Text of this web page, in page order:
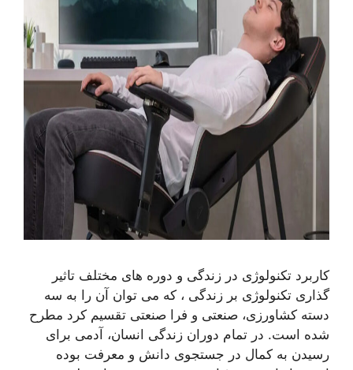
کاربرد تکنولوژی در زندگی و دوره های مختلف تاثیر
گذاری تکنولوژی بر زندگی ، که می توان آن را به سه
دسته کشاورزی، صنعتی و فرا صنعتی تقسیم کرد مطرح
شده است. در تمام دوران زندگی انسان، آدمی برای
رسیدن به کمال در جستجوی دانش و معرفت بوده